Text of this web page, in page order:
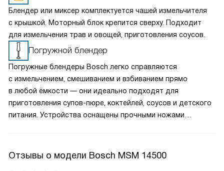
Блендер или миксер комплектуется чашей измельчителя
с крышкой. Моторный блок крепится сверху. Подходит
для измельчения трав и овощей, приготовления соусов.
Погружной блендер
Погружные блендеры Bosch легко справляются
с измельчением, смешиванием и взбиванием прямо
в любой ёмкости — они идеально подходят для
приготовления супов-пюре, коктейлей, соусов и детского
питания. Устройства оснащены прочными ножами
использования. Некоторые модели комплектуются
дополнительными насадками, расширяя возможности
Отзывы о модели Bosch MSM 14500